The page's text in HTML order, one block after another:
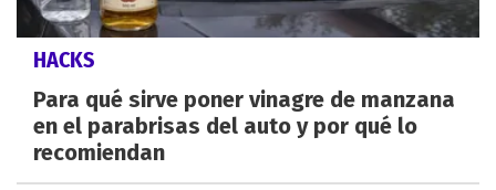
HACKS
Para qué sirve poner vinagre de manzana
en el parabrisas del auto y por qué lo
recomiendan